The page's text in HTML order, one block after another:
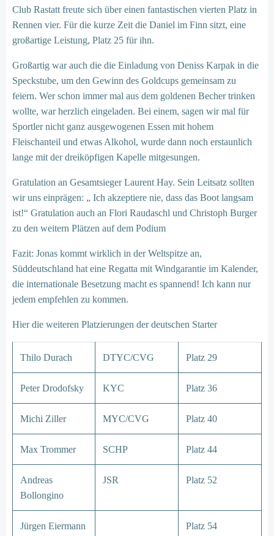
Club Rastatt freute sich über einen fantastischen vierten Platz in
Rennen vier. Für die kurze Zeit die Daniel im Finn sitzt, eine
großartige Leistung, Platz 25 für ihn.
Großartig war auch die die Einladung von Deniss Karpak in die
Speckstube, um den Gewinn des Goldcups gemeinsam zu
feiern. Wer schon immer mal aus dem goldenen Becher trinken
wollte, war herzlich eingeladen. Bei einem, sagen wir mal für
Sportler nicht ganz ausgewogenen Essen mit hohem
Fleischanteil und etwas Alkohol, wurde dann noch erstaunlich
lange mit der dreiköpfigen Kapelle mitgesungen.
Gratulation an Gesamtsieger Laurent Hay. Sein Leitsatz sollten
wir uns einprägen: „ Ich akzeptiere nie, dass das Boot langsam
ist!“ Gratulation auch an Flori Raudaschl und Christoph Burger
zu den weitern Plätzen auf dem Podium
Fazit: Jonas kommt wirklich in der Weltspitze an,
Süddeutschland hat eine Regatta mit Windgarantie im Kalender,
die internationale Besetzung macht es spannend! Ich kann nur
jedem empfehlen zu kommen.
Hier die weiteren Platzierungen der deutschen Starter
Thilo Durach DTYC/CVG Platz 29
Peter Drodofsky KYC Platz 36
Michi Ziller MYC/CVG Platz 40
Max Trommer SCHP Platz 44
Andreas
Bollongino
JSR Platz 52
Jürgen Eiermann Platz 54